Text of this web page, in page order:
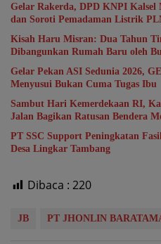
Gelar Rakerda, DPD KNPI
dan Soroti Pemadaman Listrik
Kisah Haru Misran: Dua Tahun
Dibangunkan Rumah Baru oleh
Gelar Pekan ASI Sedunia 2026,
Menyusui Bukan Cuma Tugas Ibu
Sambut Hari Kemerdekaan RI,
Jalan Bagikan Ratusan Bendera
PT SSC Support Peningkatan
Desa Lingkar Tambang
Dibaca : 220
JB PT JHONLIN